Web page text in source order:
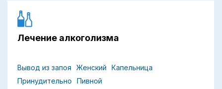
Лечение алкоголизма
Вывод из запоя Женский
Капельница
Принудительно
Пивной